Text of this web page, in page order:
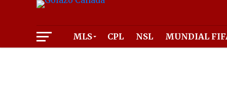
MLS CPL NSL MUNDIAL